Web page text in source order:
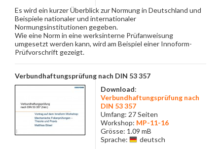
Es wird ein kurzer Überblick zur Normung in Deutschland und
Beispiele nationaler und internationaler
Normungsinstitutionen gegeben.
Wie eine Norm in eine werksinterne Prüfanweisung
umgesetzt werden kann, wird am Beispiel einer Innoform-
Prüfvorschrift gezeigt.
Verbundhaftungsprüfung nach DIN 53 357
Download:
Verbundhaftungsprüfung nach
DIN 53 357
Umfang: 27 Seiten
Workshop: MP-11-16
Grösse: 1.09 mB
Sprache:
deutsch